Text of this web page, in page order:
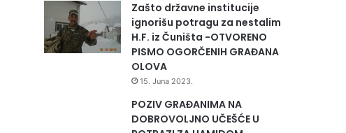
Zašto državne institucije
ignorišu potragu za nestalim
H.F. iz Čuništa -OTVORENO
PISMO OGORČENIH GRAĐANA
OLOVA
15. Juna 2023.
POZIV GRAĐANIMA NA
DOBROVOLJNO UČEŠĆE U